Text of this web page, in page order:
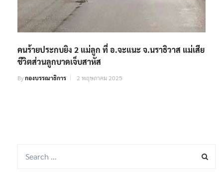
คนร้ายประกบยิง 2 แม่ลูก ที่ อ.จะแนะ จ.นราธิวาส แม่เสีย
ชีวิตส่วนลูกบาดเจ็บสาหัส
Byกองบรรณาธิการ 2 พฤษภาคม 2025